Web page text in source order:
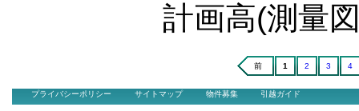
計画高(測量
前 1 2 3 4
プライバシーポリシー サイトマップ 物件募集 引越ガイド